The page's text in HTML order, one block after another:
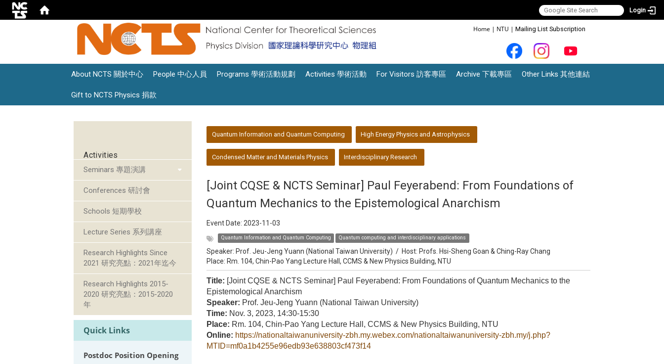
Login
Home | NTU | Mailing List Subscription
About NCTS 關於中心 People 中心人員 Programs 學術活動規劃 Activities 學術活動 For Visitors 訪客專區 Archive 下載專區 Other Links 其他連結
Gift to NCTS Physics 捐款
Activities
Seminars 專題演講
Conferences 研討會
Schools 短期學校
Lecture Series 系列講座
Research Highlights Since
2021 研究亮點：2021年迄今
Research Highlights 2015-
2020 研究亮點：2015-2020
年
Quick Links
Postdoc Position Opening
Quantum Information and Quantum Computing High Energy Physics and Astrophysics
Condensed Matter and Materials Physics Interdisciplinary Research
[Joint CQSE & NCTS Seminar] Paul Feyerabend: From Foundations of
Quantum Mechanics to the Epistemological Anarchism
Event Date: 2023-11-03
Quantum Information and Quantum Computing Quantum computing and interdisciplinary applications
Speaker: Prof. Jeu-Jeng Yuann (National Taiwan University) / Host: Profs. Hsi-Sheng Goan & Ching-Ray Chang
Place: Rm. 104, Chin-Pao Yang Lecture Hall, CCMS & New Physics Building, NTU
Title: [Joint CQSE & NCTS Seminar] Paul Feyerabend: From Foundations of Quantum Mechanics to the
Epistemological Anarchism
Speaker: Prof. Jeu-Jeng Yuann (National Taiwan University)
Time: Nov. 3, 2023, 14:30-15:30
Place: Rm. 104, Chin-Pao Yang Lecture Hall, CCMS & New Physics Building, NTU
Online: https://nationaltaiwanuniversity-zbh.my.webex.com/nationaltaiwanuniversity-zbh.my/j.php?
MTID=mf0a1b4255e96edb93e638803cf473f14